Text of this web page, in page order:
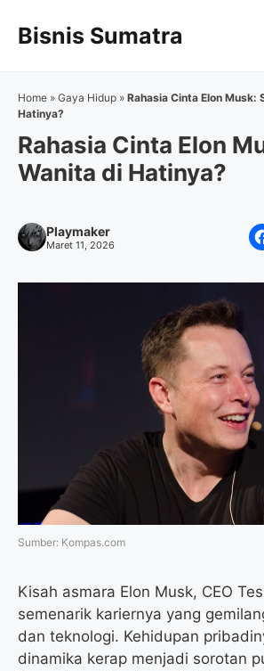
Bisnis Sumatra
Home » Gaya Hidup » Rahasia Cinta Elon Musk:
Hatinya?
Rahasia Cinta Elon
Wanita di Hatinya?
Playmaker
Maret 11, 2026
F
o
o
k
Sumber: Kompas.com
Kisah asmara Elon Musk, CEO
semenarik kariernya yang
dan teknologi. Kehidupan
dinamika kerap menjadi sorotan